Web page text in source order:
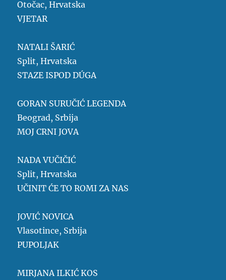
Otočac, Hrvatska
VJETAR
NATALI ŠARIĆ
Split, Hrvatska
STAZE ISPOD DÚGA
GORAN SURUČIĆ LEGENDA
Beograd, Srbija
MOJ CRNI JOVA
NADA VUČIČIĆ
Split, Hrvatska
UČINIT ĆE TO ROMI ZA NAS
JOVIĆ NOVICA
Vlasotince, Srbija
PUPOLJAK
MIRJANA ILKIĆ KOS